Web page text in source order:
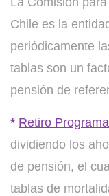
Chile es la
periódicamente
tablas son un
pensión de
* Retiro
dividiendo los
de pensión, el
tablas de